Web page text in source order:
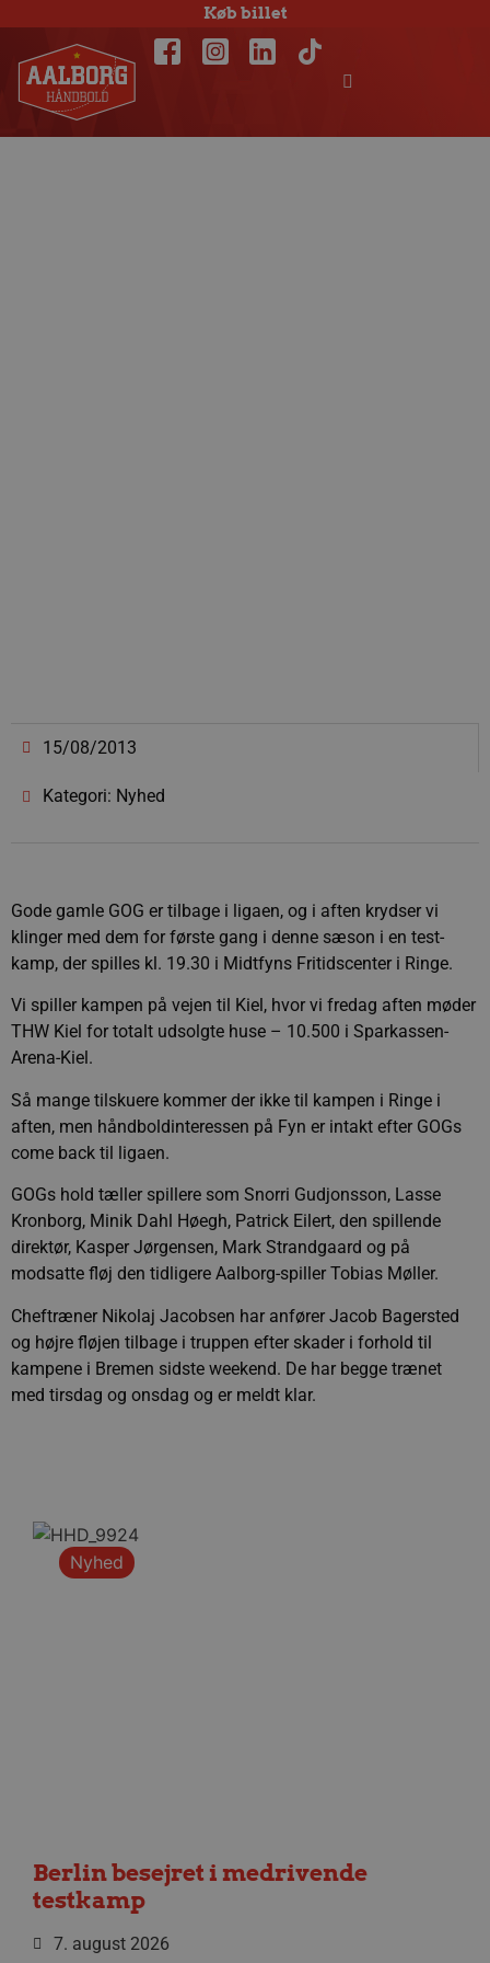
Køb billet
15/08/2013
Kategori: Nyhed
Gode gamle GOG er tilbage i ligaen, og i aften krydser vi
klinger med dem for første gang i denne sæson i en test-
kamp, der spilles kl. 19.30 i Midtfyns Fritidscenter i Ringe.
Vi spiller kampen på vejen til Kiel, hvor vi fredag aften møder
THW Kiel for totalt udsolgte huse – 10.500 i Sparkassen-
Arena-Kiel.
Så mange tilskuere kommer der ikke til kampen i Ringe i
aften, men håndboldinteressen på Fyn er intakt efter GOGs
come back til ligaen.
GOGs hold tæller spillere som Snorri Gudjonsson, Lasse
Kronborg, Minik Dahl Høegh, Patrick Eilert, den spillende
direktør, Kasper Jørgensen, Mark Strandgaard og på
modsatte fløj den tidligere Aalborg-spiller Tobias Møller.
Cheftræner Nikolaj Jacobsen har anfører Jacob Bagersted
og højre fløjen tilbage i truppen efter skader i forhold til
kampene i Bremen sidste weekend. De har begge trænet
med tirsdag og onsdag og er meldt klar.
Nyhed
Berlin besejret i medrivende
testkamp
7. august 2026